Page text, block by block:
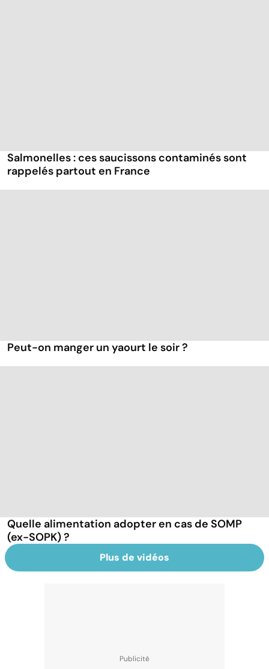
Salmonelles : ces saucissons contaminés sont
rappelés partout en France
Peut-on manger un yaourt le soir ?
Quelle alimentation adopter en cas de SOMP
(ex-SOPK) ?
Plus de vidéos